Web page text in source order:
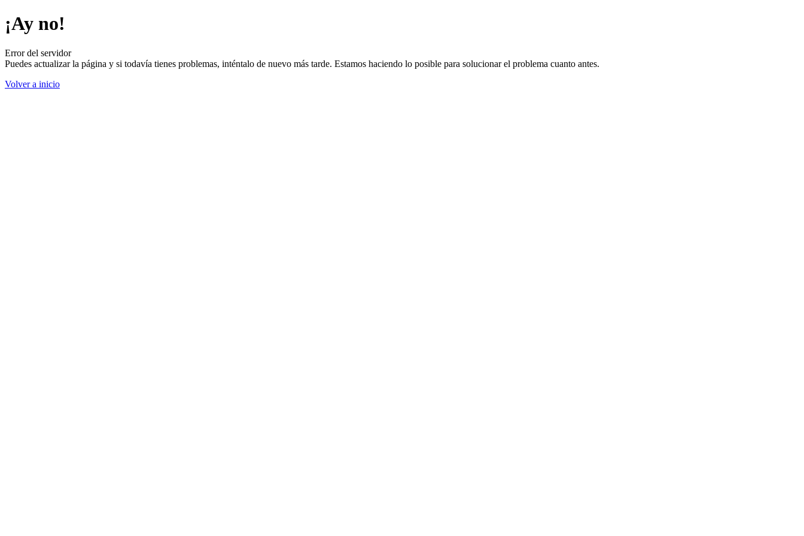
¡Ay no!
Error del servidor
Puedes actualizar la página y si todavía tienes problemas, inténtalo de nuevo más tarde. Estamos haciendo lo posible para solucionar el problema cuanto antes.
Volver a inicio